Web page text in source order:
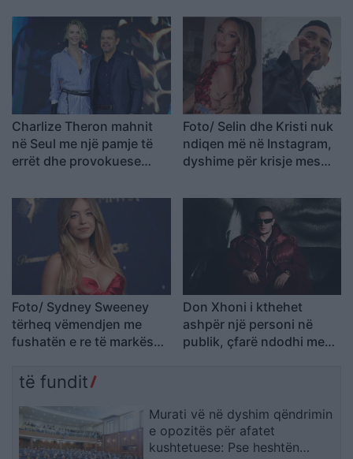
paramenduar, jo i
momentit
Charlize Theron mahnit
në Seul me një pamje të
errët dhe provokuese
“The Odyssey
Foto/ Selin dhe Kristi nuk
ndiqen më në Instagram,
dyshime për krisje mes
VIP 5 dhe ish-banorit
Foto/ Sydney Sweeney
tërheq vëmendjen me
fushatën e re të markës
Don Xhoni i kthehet
ashpër një personi në
publik, çfarë ndodhi me
të fundit
Murati vë në dyshim qëndrimin
e opozitës për afatet
kushtetuese: Pse heshtën